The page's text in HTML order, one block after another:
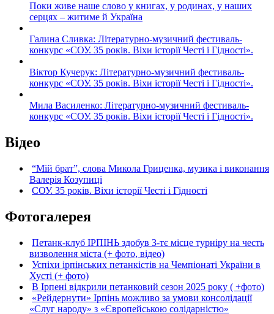
Поки живе наше слово у книгах, у родинах, у наших
серцях – житиме й Україна
Галина Сливка: Літературно-музичний фестиваль-
конкурс «СОУ. 35 років. Віхи історії Честі і Гідності».
Віктор Кучерук: Літературно-музичний фестиваль-
конкурс «СОУ. 35 років. Віхи історії Честі і Гідності».
Мила Василенко: Літературно-музичний фестиваль-
конкурс «СОУ. 35 років. Віхи історії Честі і Гідності».
Відео
“Мій брат”, слова Микола Гриценка, музика і виконання
Валерія Козупиці
СОУ. 35 років. Віхи історії Честі і Гідності
Фотогалерея
Петанк-клуб ІРПІНЬ здобув 3-тє місце турніру на честь
визволення міста (+ фото, відео)
Успіхи ірпінських петанкістів на Чемпіонаті України в
Хусті (+ фото)
В Ірпені відкрили петанковий сезон 2025 року ( +фото)
«Рейдернути» Ірпінь можливо за умови консолідації
«Слуг народу» з «Європейською солідарністю»